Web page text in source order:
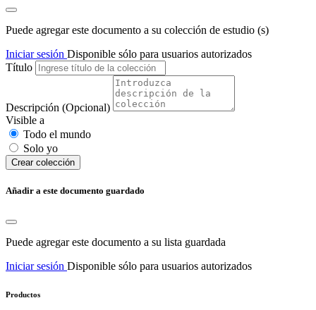
Puede agregar este documento a su colección de estudio (s)
Iniciar sesión Disponible sólo para usuarios autorizados
Título
Descripción (Opcional)
Visible a
Todo el mundo
Solo yo
Сrear colección
Añadir a este documento guardado
Puede agregar este documento a su lista guardada
Iniciar sesión Disponible sólo para usuarios autorizados
Productos